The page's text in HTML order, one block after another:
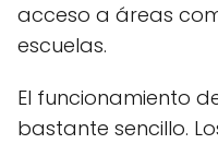
acceso a áreas
escuelas.
El funcionamiento
bastante sencillo.